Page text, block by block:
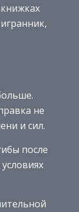
не
и сил.
после